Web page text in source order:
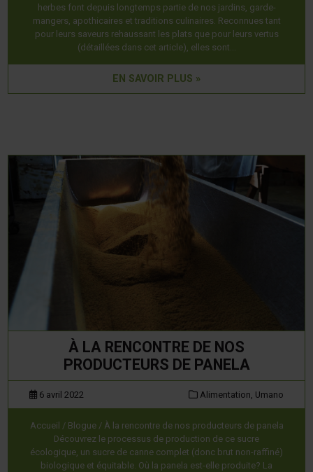
herbes font depuis longtemps partie de nos jardins, garde-
mangers, apothicaires et traditions culinaires. Reconnues tant
pour leurs saveurs rehaussant les plats que pour leurs vertus
(détaillées dans cet article), elles sont…
EN SAVOIR PLUS »
À LA RENCONTRE DE NOS
PRODUCTEURS DE PANELA
6 avril 2022 Alimentation, Umano
Accueil / Blogue / À la rencontre de nos producteurs de panela
Découvrez le processus de production de ce sucre
écologique, un sucre de canne complet (donc brut non-raffiné)
biologique et équitable. Où la panela est-elle produite? La